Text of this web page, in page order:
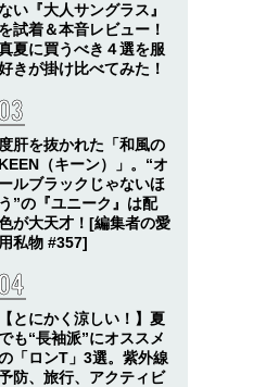
い『大人サングラス』
を試着＆本音レビュー！
夏に買うべき４選を服
きが掛け比べてみた！
度肝を抜かれた「和風の
KEEN（キーン）」。“オ
ールブラックじゃないほ
う”の『ユニーク』は配
が大天才！[編集者の愛
用私物 #357]
【とにかく涼しい！】夏
も“長袖派”にオススメ
「ロンT」3選。紫外線
防、旅行、アクティビ